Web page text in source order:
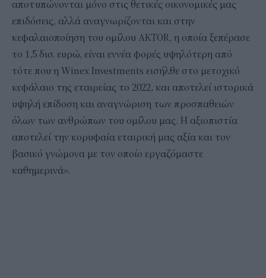
αποτυπώνονται μόνο στις θετικές οικονομικές μας
επιδόσεις, αλλά αναγνωρίζονται και στην
κεφαλαιοποίηση του ομίλου AKTOR, η οποία ξεπέρασε
το 1,5 δισ. ευρώ, είναι εννέα φορές υψηλότερη από
τότε που η Winex Investments εισήλθε στο μετοχικό
κεφάλαιο της εταιρείας το 2022, και αποτελεί ιστορικά
υψηλή επίδοση και αναγνώριση των προσπαθειών
όλων των ανθρώπων του ομίλου μας. Η αξιοπιστία
αποτελεί την κορυφαία εταιρική μας αξία και τον
βασικό γνώμονα με τον οποίο εργαζόμαστε
καθημερινά».